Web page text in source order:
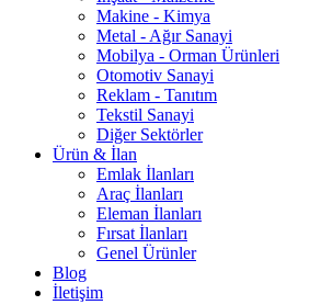
Makine - Kimya
Metal - Ağır Sanayi
Mobilya - Orman Ürünleri
Otomotiv Sanayi
Reklam - Tanıtım
Tekstil Sanayi
Diğer Sektörler
Ürün & İlan
Emlak İlanları
Araç İlanları
Eleman İlanları
Fırsat İlanları
Genel Ürünler
Blog
İletişim